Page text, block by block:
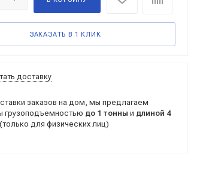
ЗАКАЗАТЬ В 1 КЛИК
доставку
заказов на дом, мы предлагаем
грузоподъемностью до 1 тонны и длиной 4
(только для физических лиц)